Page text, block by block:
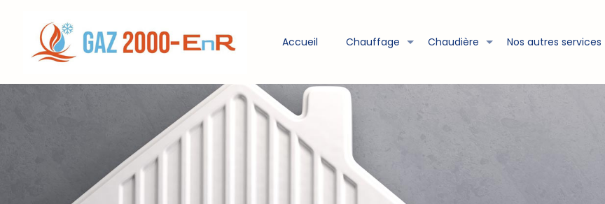
Accueil Chauffage Chaudière Nos autres services